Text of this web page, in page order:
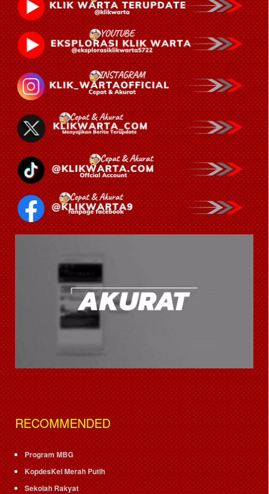
RECOMMENDED
Program MBG
KopdesKel Merah Putih
Sekolah Rakyat